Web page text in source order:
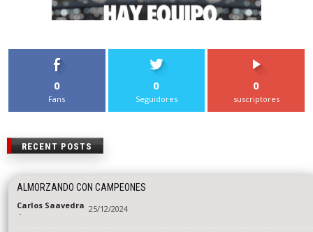
0
Fans
0
Seguidores
0
suscriptores
RECENT POSTS
ALMORZANDO CON CAMPEONES
Carlos Saavedra
- 25/12/2024